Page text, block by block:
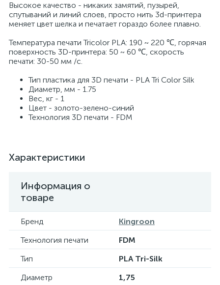
Высокое качество - никаких замятий, пузырей,
спутываний и линий слоев, просто нить 3d-принтера
меняет цвет шелка и печатает гораздо более плавно.
Температура печати Tricolor PLA: 190 ~ 220 ℃, горячая
поверхность 3D-принтера: 50 ~ 60 ℃, скорость
печати: 30-50 мм /с.
Тип пластика для 3D печати - PLA Tri Color Silk
Диаметр, мм - 1.75
Вес, кг - 1
Цвет - золото-зелено-синий
Технология 3D печати - FDM
Характеристики
Информация о
товаре
Бренд
Kingroon
Технология печати
FDM
Тип
PLA Tri-Silk
Диаметр
1,75